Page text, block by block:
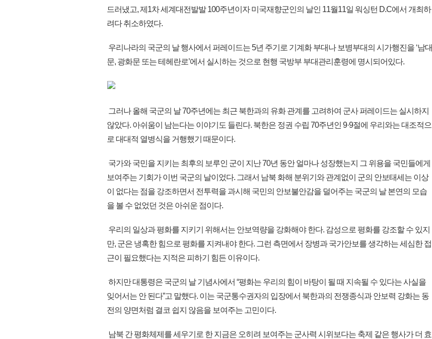
드러냈고, 제1차 세계대전발발 100주년이자 미국재향군인의 날인 11월11일 워싱턴 D.C에서 개최하
려다 취소하였다.
우리나라의 국군의 날 행사에서 퍼레이드는 5년 주기로 기계화 부대나 보병부대의 시가행진을 ‘남대
문, 광화문 또는 테헤란로’에서 실시하는 것으로 현행 국방부 부대관리훈령에 명시되어있다.
그러나 올해 국군의 날 70주년에는 최근 북한과의 유화 관계를 고려하여 군사 퍼레이드는 실시하지
않았다. 아쉬움이 남는다는 이야기도 들린다. 북한은 정권 수립 70주년인 9·9절에 우리와는 대조적으
로 대대적 열병식을 거행했기 때문이다.
국가와 국민을 지키는 최후의 보루인 군이 지난 70년 동안 얼마나 성장했는지 그 위용을 국민들에게
보여주는 기회가 이번 국군의 날이었다. 그래서 남북 화해 분위기와 관계없이 군의 안보태세는 이상
이 없다는 점을 강조하면서 전투력을 과시해 국민의 안보불안감을 덜어주는 국군의 날 본연의 모습
을 볼 수 없었던 것은 아쉬운 점이다.
우리의 일상과 평화를 지키기 위해서는 안보역량을 강화해야 한다. 감성으로 평화를 강조할 수 있지
만, 군은 냉혹한 힘으로 평화를 지켜내야 한다. 그런 측면에서 장병과 국가안보를 생각하는 세심한 접
근이 필요했다는 지적은 피하기 힘든 이유이다.
하지만 대통령은 국군의 날 기념사에서 “평화는 우리의 힘이 바탕이 될 때 지속될 수 있다는 사실을
잊어서는 안 된다”고 말했다. 이는 국군통수권자의 입장에서 북한과의 전쟁종식과 안보력 강화는 동
전의 양면처럼 결코 쉽지 않음을 보여주는 고민이다.
남북 간 평화체제를 세우기로 한 지금은 오히려 보여주는 군사력 시위보다는 축제 같은 행사가 더 효